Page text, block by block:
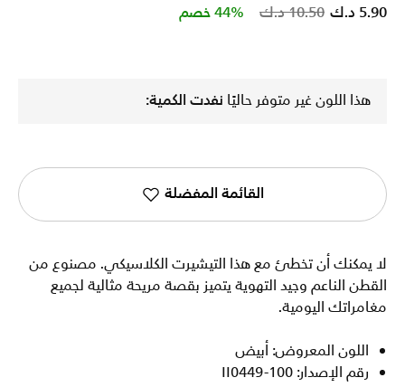
Price reduced from
10.50 د.ك to 5.90 د.ك 44% خصم
هذا اللون غير متوفر حاليًا نفدت الكمية:
القائمة المفضلة
لا يمكنك أن تخطئ مع هذا التيشيرت الكلاسيكي. مصنوع من
القطن الناعم وجيد التهوية يتميز بقصة مريحة مثالية لجميع
مغامراتك اليومية.
اللون المعروض: أبيض
رقم الإصدار: II0449-100